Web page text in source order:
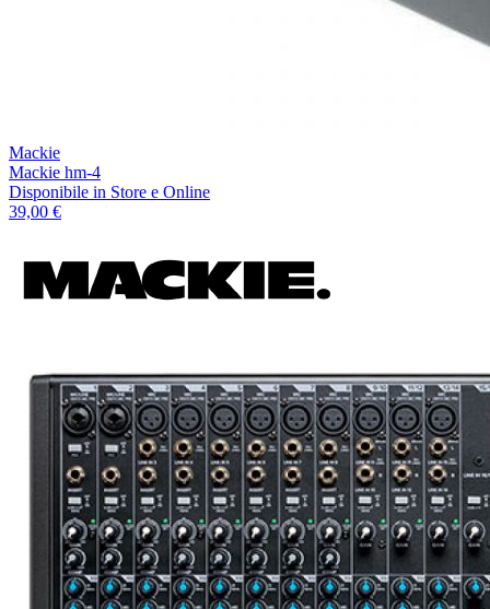
Mackie
Mackie hm-4
Disponibile in Store e Online
39,00 €